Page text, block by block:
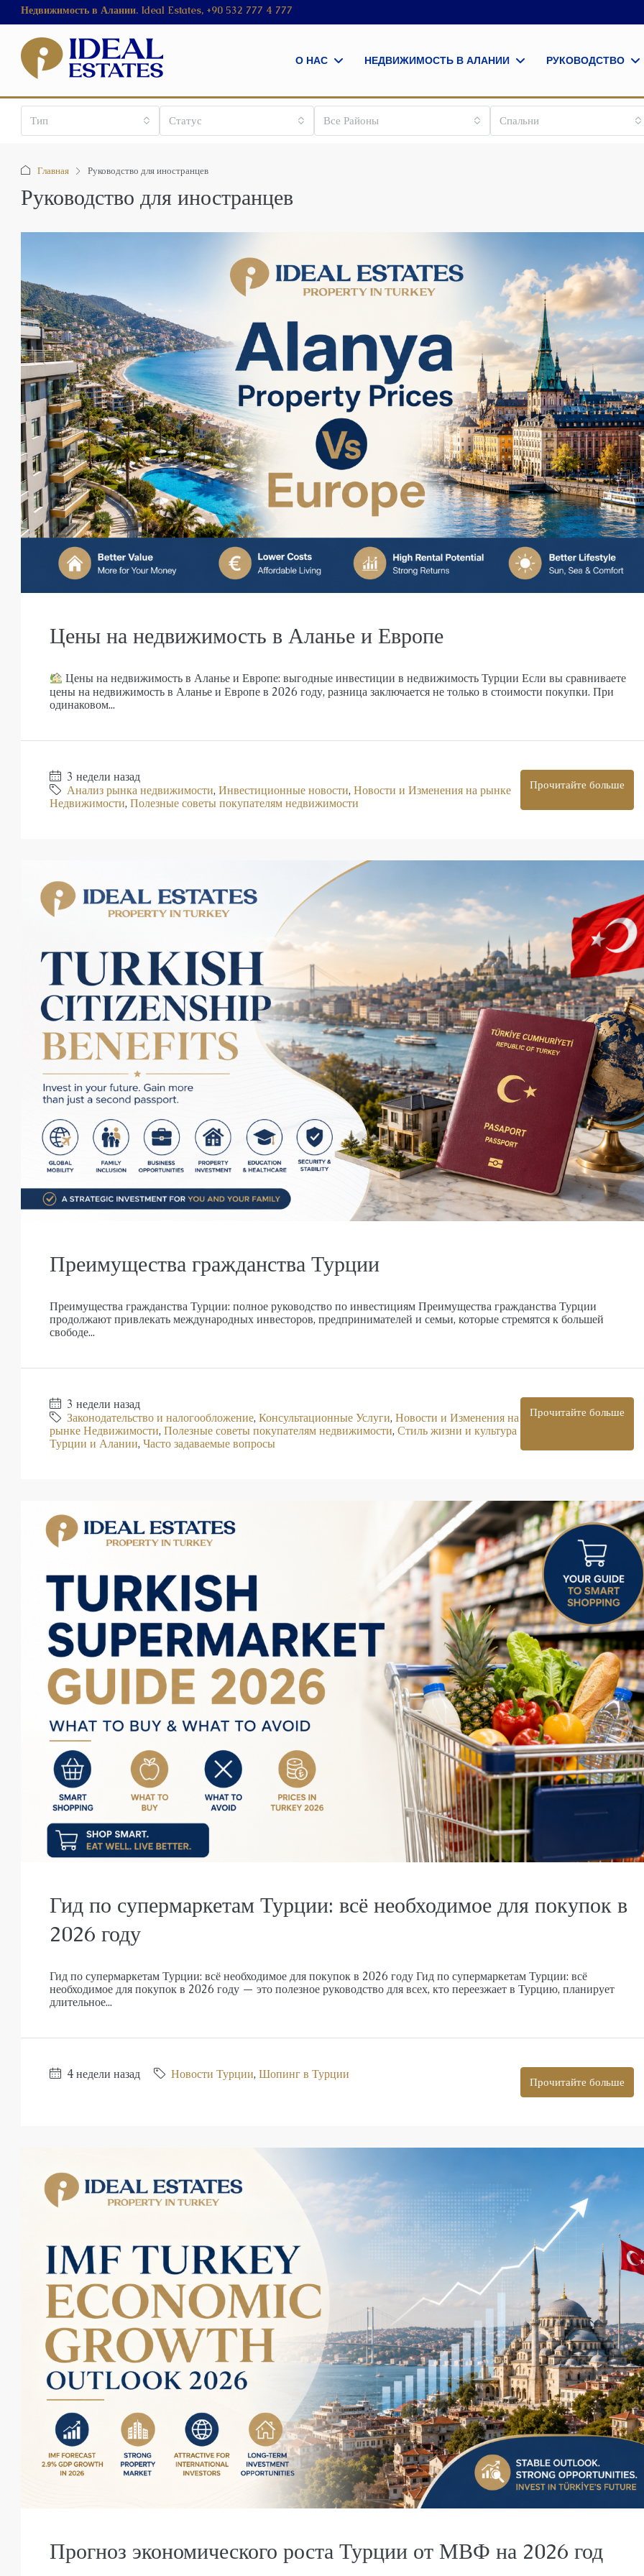
Недвижимость в Алании. Ideal Estates, +90 532 777 4 777
О НАС НЕДВИЖИМОСТЬ В АЛАНИИ РУКОВОДСТВО
Тип Статус Все Районы Спальни
Главная Руководство для иностранцев
Руководство для иностранцев
Цены на недвижимость в Аланье и Европе
Цены на недвижимость в Аланье и Европе: выгодные инвестиции в недвижимость Турции Если вы сравниваете
цены на недвижимость в Аланье и Европе в 2026 году, разница заключается не только в стоимости покупки. При
одинаковом...
3 недели назад
Анализ рынка недвижимости, Инвестиционные новости, Новости и Изменения на рынке
Недвижимости, Полезные советы покупателям недвижимости
Прочитайте больше
Преимущества гражданства Турции
Преимущества гражданства Турции: полное руководство по инвестициям Преимущества гражданства Турции
продолжают привлекать международных инвесторов, предпринимателей и семьи, которые стремятся к большей
свободе...
3 недели назад
Законодательство и налогообложение, Консультационные Услуги, Новости и Изменения на
рынке Недвижимости, Полезные советы покупателям недвижимости, Стиль жизни и культура
Турции и Алании, Часто задаваемые вопросы
Прочитайте больше
Гид по супермаркетам Турции: всё необходимое для покупок в
2026 году
Гид по супермаркетам Турции: всё необходимое для покупок в 2026 году Гид по супермаркетам Турции: всё
необходимое для покупок в 2026 году — это полезное руководство для всех, кто переезжает в Турцию, планирует
длительное...
4 недели назад Новости Турции, Шопинг в Турции
Прочитайте больше
Прогноз экономического роста Турции от МВФ на 2026 год
48-205 m²
Аланья
Оба
АПАРТАМЕНТЫ, ДУПЛЕКС С САДОМ, ПЕНТХАУС
в Кестеле
Кестель